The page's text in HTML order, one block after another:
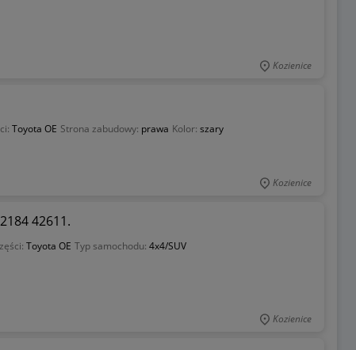
Kozienice
Toyota OE Strona zabudowy: prawa Kolor: szary
Kozienice
42611.
Toyota OE Typ samochodu: 4x4/SUV
Kozienice